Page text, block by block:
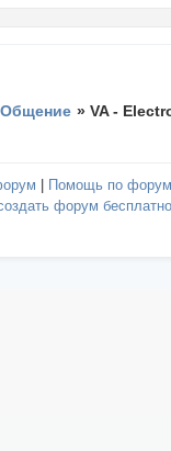
Общение »VA -
| Помощь по